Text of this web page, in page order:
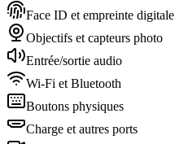
Face ID et empreinte digitale
Objectifs et capteurs photo
Entrée/sortie audio
Wi-Fi et Bluetooth
Boutons physiques
Charge et autres ports